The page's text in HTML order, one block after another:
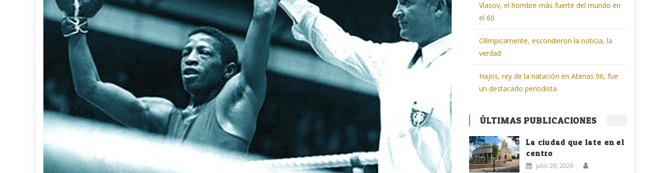
Vlasov, el hombre más fuerte del mundo en
el 60
Olímpicamente, escondieron la noticia, la
verdad
Hajos, rey de la natación en Atenas 96, fue
un destacado periodista
ÚLTIMAS PUBLICACIONES
La ciudad que late en el
centro
julio 28, 2026